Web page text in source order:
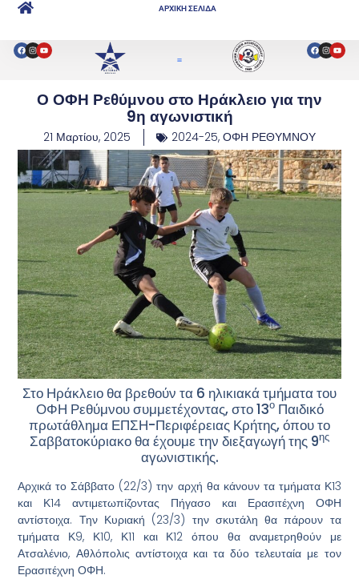
ΑΡΧΙΚΗ ΣΕΛΙΔΑ
Ο ΟΦΗ Ρεθύμνου στο Ηράκλειο για την
9η αγωνιστική
21 Μαρτίου, 2025 2024-25, ΟΦΗ ΡΕΘΥΜΝΟΥ
Στο Ηράκλειο θα βρεθούν τα 6 ηλικιακά τμήματα του
ΟΦΗ Ρεθύμνου συμμετέχοντας, στο 13οΠαιδικό
πρωτάθλημα ΕΠΣΗ-Περιφέρειας Κρήτης, όπου το
Σαββατοκύριακο θα έχουμε την διεξαγωγή της 9ης
αγωνιστικής.
Αρχικά το Σάββατο (22/3) την αρχή θα κάνουν τα τμήματα Κ13
και Κ14 αντιμετωπίζοντας Πήγασο και Ερασιτέχνη ΟΦΗ
αντίστοιχα. Την Κυριακή (23/3) την σκυτάλη θα πάρουν τα
τμήματα Κ9, Κ10, Κ11 και Κ12 όπου θα αναμετρηθούν με
Ατσαλένιο, Αθλόπολις αντίστοιχα και τα δύο τελευταία με τον
Ερασιτέχνη ΟΦΗ.